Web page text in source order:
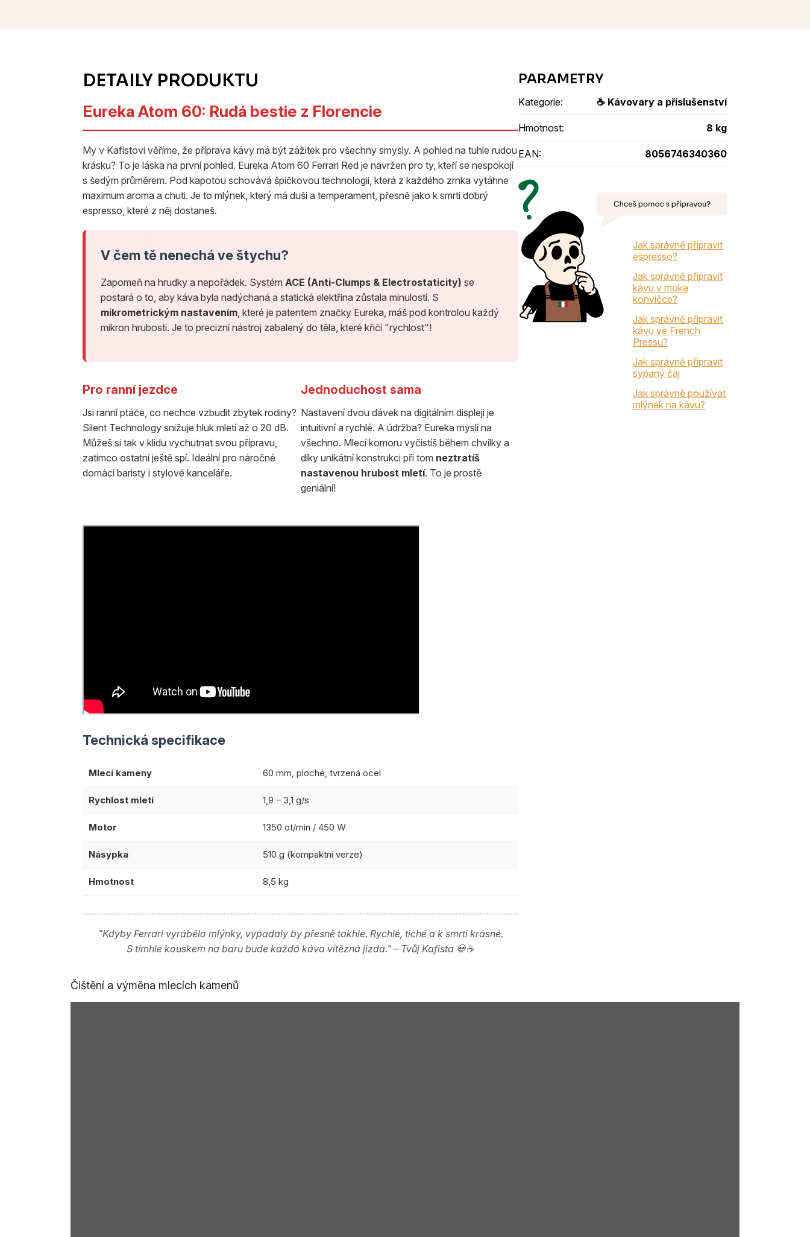
Eureka Atom 60: Rudá bestie z Florencie
My v Kafistovi věříme, že příprava kávy má být zážitek pro všechny smysly. A pohled na tuhle rudou
krásku? To je láska na první pohled. Eureka Atom 60 Ferrari Red je navržen pro ty, kteří se nespokojí
s šedým průměrem. Pod kapotou schovává špičkovou technologii, která z každého zrnka vytáhne
maximum aroma a chuti. Je to mlýnek, který má duši a temperament, přesně jako k smrti dobrý
espresso, které z něj dostaneš.
V čem tě nenechá ve štychu?
Zapomeň na hrudky a nepořádek. Systém ACE (Anti-Clumps & Electrostaticity) se
postará o to, aby káva byla nadýchaná a statická elektřina zůstala minulostí. S
mikrometrickým nastavením, které je patentem značky Eureka, máš pod kontrolou každý
mikron hrubosti. Je to precizní nástroj zabalený do těla, které křičí "rychlost"!
Pro ranní jezdce
Jsi ranní ptáče, co nechce vzbudit zbytek rodiny?
Silent Technology snižuje hluk mletí až o 20 dB.
Můžeš si tak v klidu vychutnat svou přípravu,
zatímco ostatní ještě spí. Ideální pro náročné
domácí baristy i stylové kanceláře.
Jednoduchost sama
Nastavení dvou dávek na digitálním displeji je
intuitivní a rychlé. A údržba? Eureka myslí na
všechno. Mlecí komoru vyčistíš během chvilky a
díky unikátní konstrukci při tom neztratíš
nastavenou hrubost mletí. To je prostě
geniální!
Technická specifikace
Mlecí kameny 60 mm, ploché, tvrzená ocel
Rychlost mletí 1,9 – 3,1 g/s
Motor 1350 ot/min / 450 W
Násypka 510 g (kompaktní verze)
Hmotnost 8,5 kg
"Kdyby Ferrari vyrábělo mlýnky, vypadaly by přesně takhle. Rychlé, tiché a k smrti krásné.
S tímhle kouskem na baru bude každá káva vítězná jízda." – Tvůj Kafista 💀☕
Kategorie: ☕ Kávovary a příslušenství
Hmotnost: 8 kg
EAN: 8056746340360
Jak správně připravit
espresso?
Jak správně připravit
kávu v moka
konvičce?
Jak správně připravit
kávu ve French
Pressu?
Jak správně připravit
sypaný čaj
Jak správně používat
mlýnek na kávu?
Čištění a výměna mlecích kamenů